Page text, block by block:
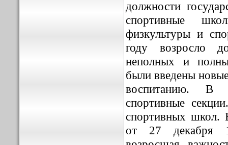
должности
спортивные
физкультуры и
году возросло
неполных и
были введены
воспитанию. В
спортивные
спортивных
от 27 декабря